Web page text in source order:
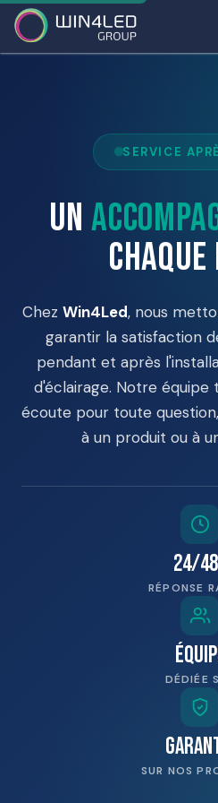
SERVICE
Un
chaque
Chez Win4Led, nous
garantir la satisfaction
pendant et après
d'éclairage. Notre
écoute pour toute
à un produit ou à
24/
RÉPONSE
DÉDIÉE
SUR NOS